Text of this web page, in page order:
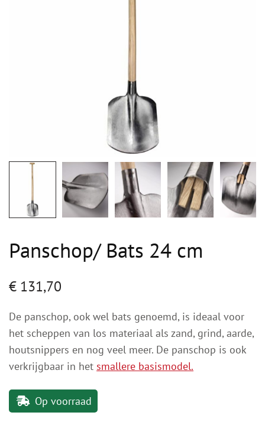
Panschop/ Bats 24 cm
€ 131,70
De panschop, ook wel bats genoemd, is ideaal voor
het scheppen van los materiaal als zand, grind, aarde,
houtsnippers en nog veel meer. De panschop is ook
verkrijgbaar in het smallere basismodel.
Op voorraad